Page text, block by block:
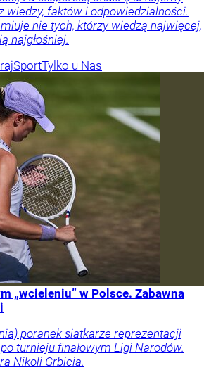
wiedzy, faktów i odpowiedzialności.
nie tych, którzy wiedzą najwięcej,
najgłośniej.
SportTylko u Nas
„wcieleniu” w Polsce. Zabawna
poranek siatkarze reprezentacji
turnieju finałowym Ligi Narodów.
Nikoli Grbicia.